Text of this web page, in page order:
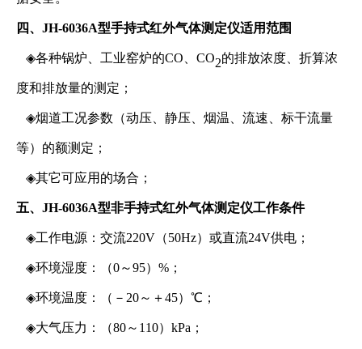
四、 JH-6036A型手持式红外气体测定仪适用范围
◈各种锅炉、工业窑炉的CO、CO2的排放浓度、折算浓
度和排放量的测定；
◈烟道工况参数（动压、静压、烟温、流速、标干流量
等）的额测定；
◈其它可应用的场合；
五、 JH-6036A型非手持式红外气体测定仪工作条件
◈工作电源：交流220V（50Hz）或直流24V供电；
◈环境湿度：（0～95）%；
◈环境温度：（－20～ ＋45）℃；
◈大气压力：（80～ 110）kPa；